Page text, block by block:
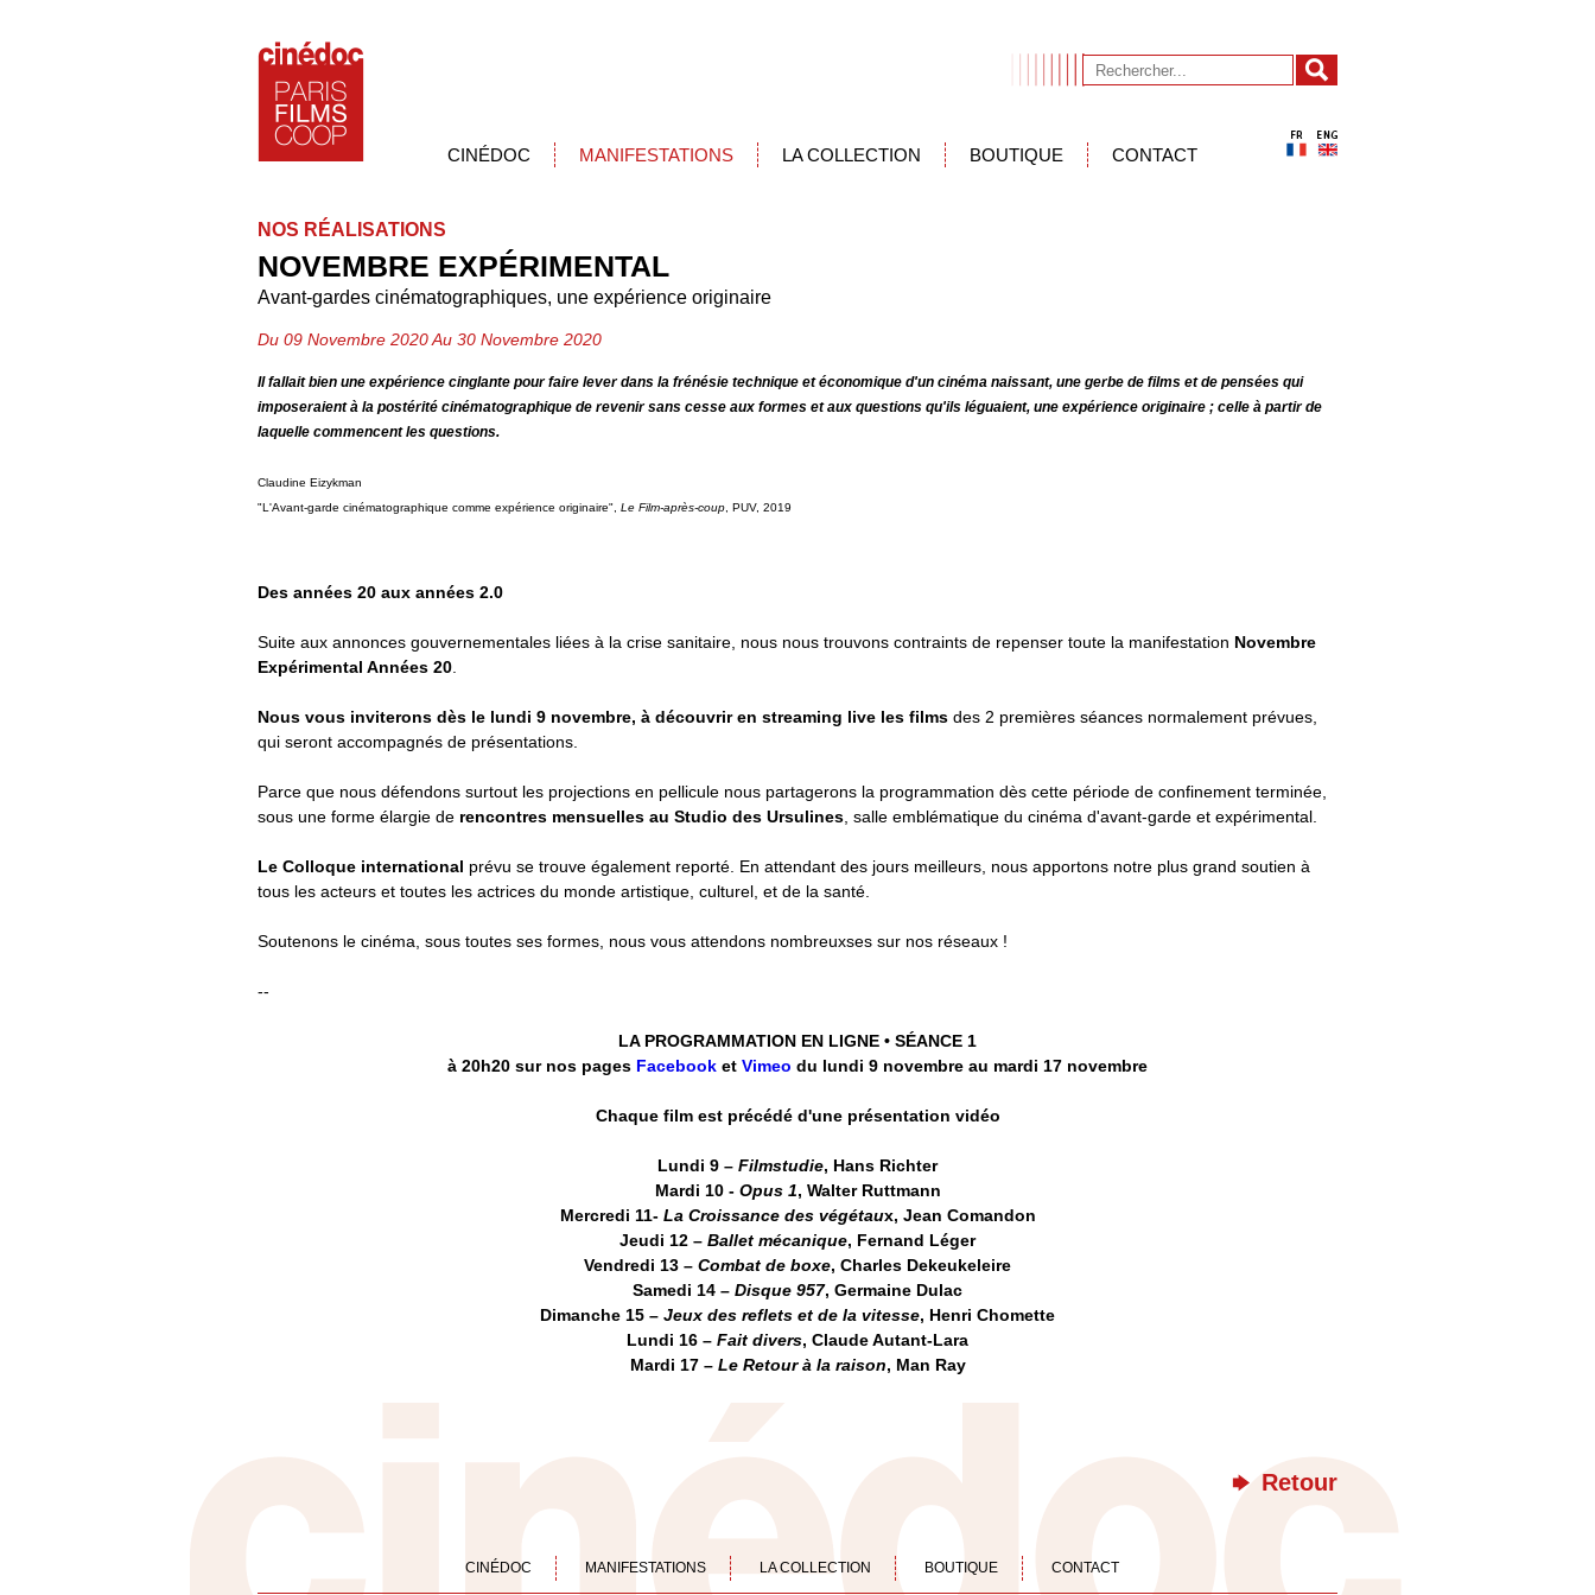
CINÉDOC MANIFESTATIONS LA COLLECTION BOUTIQUE CONTACT
NOS RÉALISATIONS
NOVEMBRE EXPÉRIMENTAL
Avant-gardes cinématographiques, une expérience originaire
Du 09 Novembre 2020 Au 30 Novembre 2020
Il fallait bien une expérience cinglante pour faire lever dans la frénésie technique et économique d'un cinéma naissant, une gerbe de films et de pensées qui
imposeraient à la postérité cinématographique de revenir sans cesse aux formes et aux questions qu'ils léguaient, une expérience originaire ; celle à partir de
laquelle commencent les questions.
Claudine Eizykman
"L'Avant-garde cinématographique comme expérience originaire", Le Film-après-coup , PUV, 2019
Des années 20 aux années 2.0
Suite aux annonces gouvernementales liées à la crise sanitaire, nous nous trouvons contraints de repenser toute la manifestation Novembre
Expérimental Années 20
Nous vous inviterons dès le lundi 9 novembre, à découvrir en streaming live les films des 2 premières séances normalement prévues,
qui seront accompagnés de présentations.
Parce que nous défendons surtout les projections en pellicule nous partagerons la programmation dès cette période de confinement terminée,
sous une forme élargie de rencontres mensuelles au Studio des Ursulines , salle emblématique du cinéma d'avant-garde et expérimental.
Le Colloque international prévu se trouve également reporté. En attendant des jours meilleurs, nous apportons notre plus grand soutien à
tous les acteurs et toutes les actrices du monde artistique, culturel, et de la santé.
Soutenons le cinéma, sous toutes ses formes, nous vous attendons nombreuxses sur nos réseaux !
--
LA PROGRAMMATION EN LIGNE • SÉANCE 1
à 20h20 sur nos pages Facebook et Vimeo du lundi 9 novembre au mardi 17 novembre
Chaque film est précédé d'une présentation vidéo
Lundi 9 – Filmstudie, Hans Richter
Mardi 10 - Opus 1, Walter Ruttmann
Mercredi 11-La Croissance des végétaux, Jean Comandon
Jeudi 12 – Ballet mécanique, Fernand Léger
Vendredi 13 – Combat de boxe, Charles Dekeukeleire
Samedi 14 – Disque 957, Germaine Dulac
Dimanche 15 – Jeux des reflets et de la vitesse, Henri Chomette
Lundi 16 – Fait divers, Claude Autant-Lara
Mardi 17 – Le Retour à la raison, Man Ray
Retour
CINÉDOC MANIFESTATIONS LA COLLECTION BOUTIQUE CONTACT